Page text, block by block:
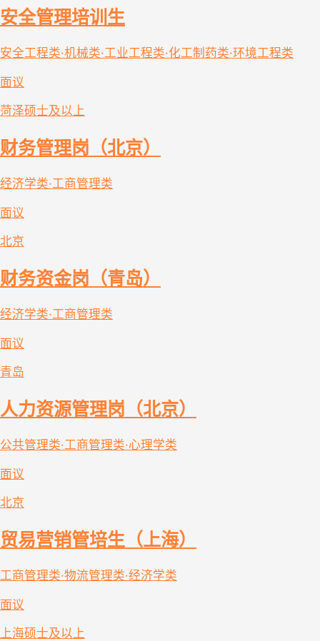
安全管理培训生
安全工程类·机械类·工业工程类·化工制药类·环境工程类
面议
菏泽硕士及以上
财务管理岗（北京）
经济学类·工商管理类
面议
北京
财务资金岗（青岛）
经济学类·工商管理类
面议
青岛
人力资源管理岗（北京）
公共管理类·工商管理类·心理学类
面议
北京
贸易营销管培生（上海）
工商管理类·物流管理类·经济学类
面议
上海硕士及以上